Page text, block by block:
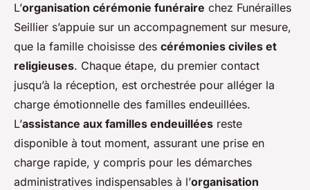
L’organisation cérémonie funéraire chez Funérailles
Seillier s’appuie sur un accompagnement sur mesure,
que la famille choisisse des cérémonies civiles et
religieuses. Chaque étape, du premier contact
jusqu’à la réception, est orchestrée pour alléger la
charge émotionnelle des familles endeuillées.
L’assistance aux familles endeuillées reste
disponible à tout moment, assurant une prise en
charge rapide, y compris pour les démarches
administratives indispensables à l’organisation